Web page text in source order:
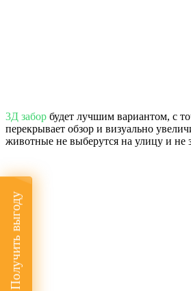
Получить выгоду
3Д забор будет лучшим вариантом, с
перекрывает обзор и визуально
животные не выберутся на улицу и не